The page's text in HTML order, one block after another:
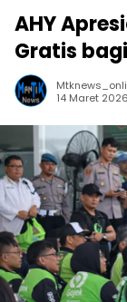
AHY
Gratis
14 Maret 2026